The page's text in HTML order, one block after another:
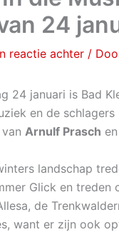
24
reactie achter /
24 januari is Bad
en de schlagers
Arnulf Prasch en
landschap
Glick en treden
de
want er zijn ook